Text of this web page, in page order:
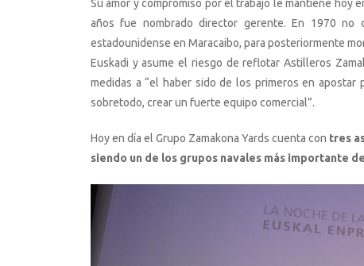
Su amor y compromiso por el trabajo le mantiene
años fue nombrado director gerente. En 1970 no
estadounidense en Maracaibo, para posteriormente
Euskadi y asume el riesgo de reflotar Astilleros
medidas a “el haber sido de los primeros en
sobretodo, crear un fuerte equipo comercial”.
Hoy en día el Grupo Zamakona Yards cuenta con tres
siendo un de los grupos navales más importante